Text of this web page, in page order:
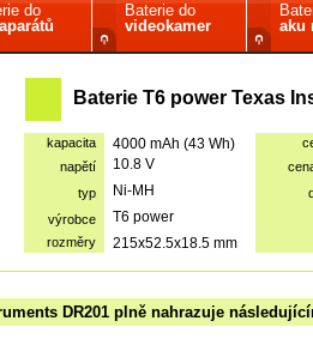
do
Baterie do
videokamer
aku
Baterie T6 power Texas
kapacita 4000 mAh (43 Wh)
napětí 10.8 V
typ Ni-MH
výrobce T6 power
rozměry 215x52.5x18.5 mm
DR201 plně nahrazuje